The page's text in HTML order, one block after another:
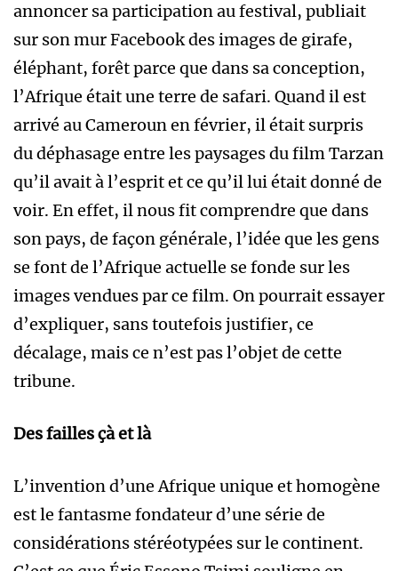
annoncer sa participation au festival, publiait
sur son mur Facebook des images de girafe,
éléphant, forêt parce que dans sa conception,
l’Afrique était une terre de safari. Quand il est
arrivé au Cameroun en février, il était surpris
du déphasage entre les paysages du film Tarzan
qu’il avait à l’esprit et ce qu’il lui était donné de
voir. En effet, il nous fit comprendre que dans
son pays, de façon générale, l’idée que les gens
se font de l’Afrique actuelle se fonde sur les
images vendues par ce film. On pourrait essayer
d’expliquer, sans toutefois justifier, ce
décalage, mais ce n’est pas l’objet de cette
tribune.
Des failles çà et là
L’invention d’une Afrique unique et homogène
est le fantasme fondateur d’une série de
considérations stéréotypées sur le continent.